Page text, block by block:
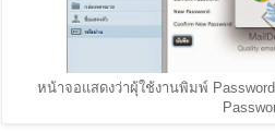
หน้าจอแสดงว่าผุ้ใช้งานพิมพ์